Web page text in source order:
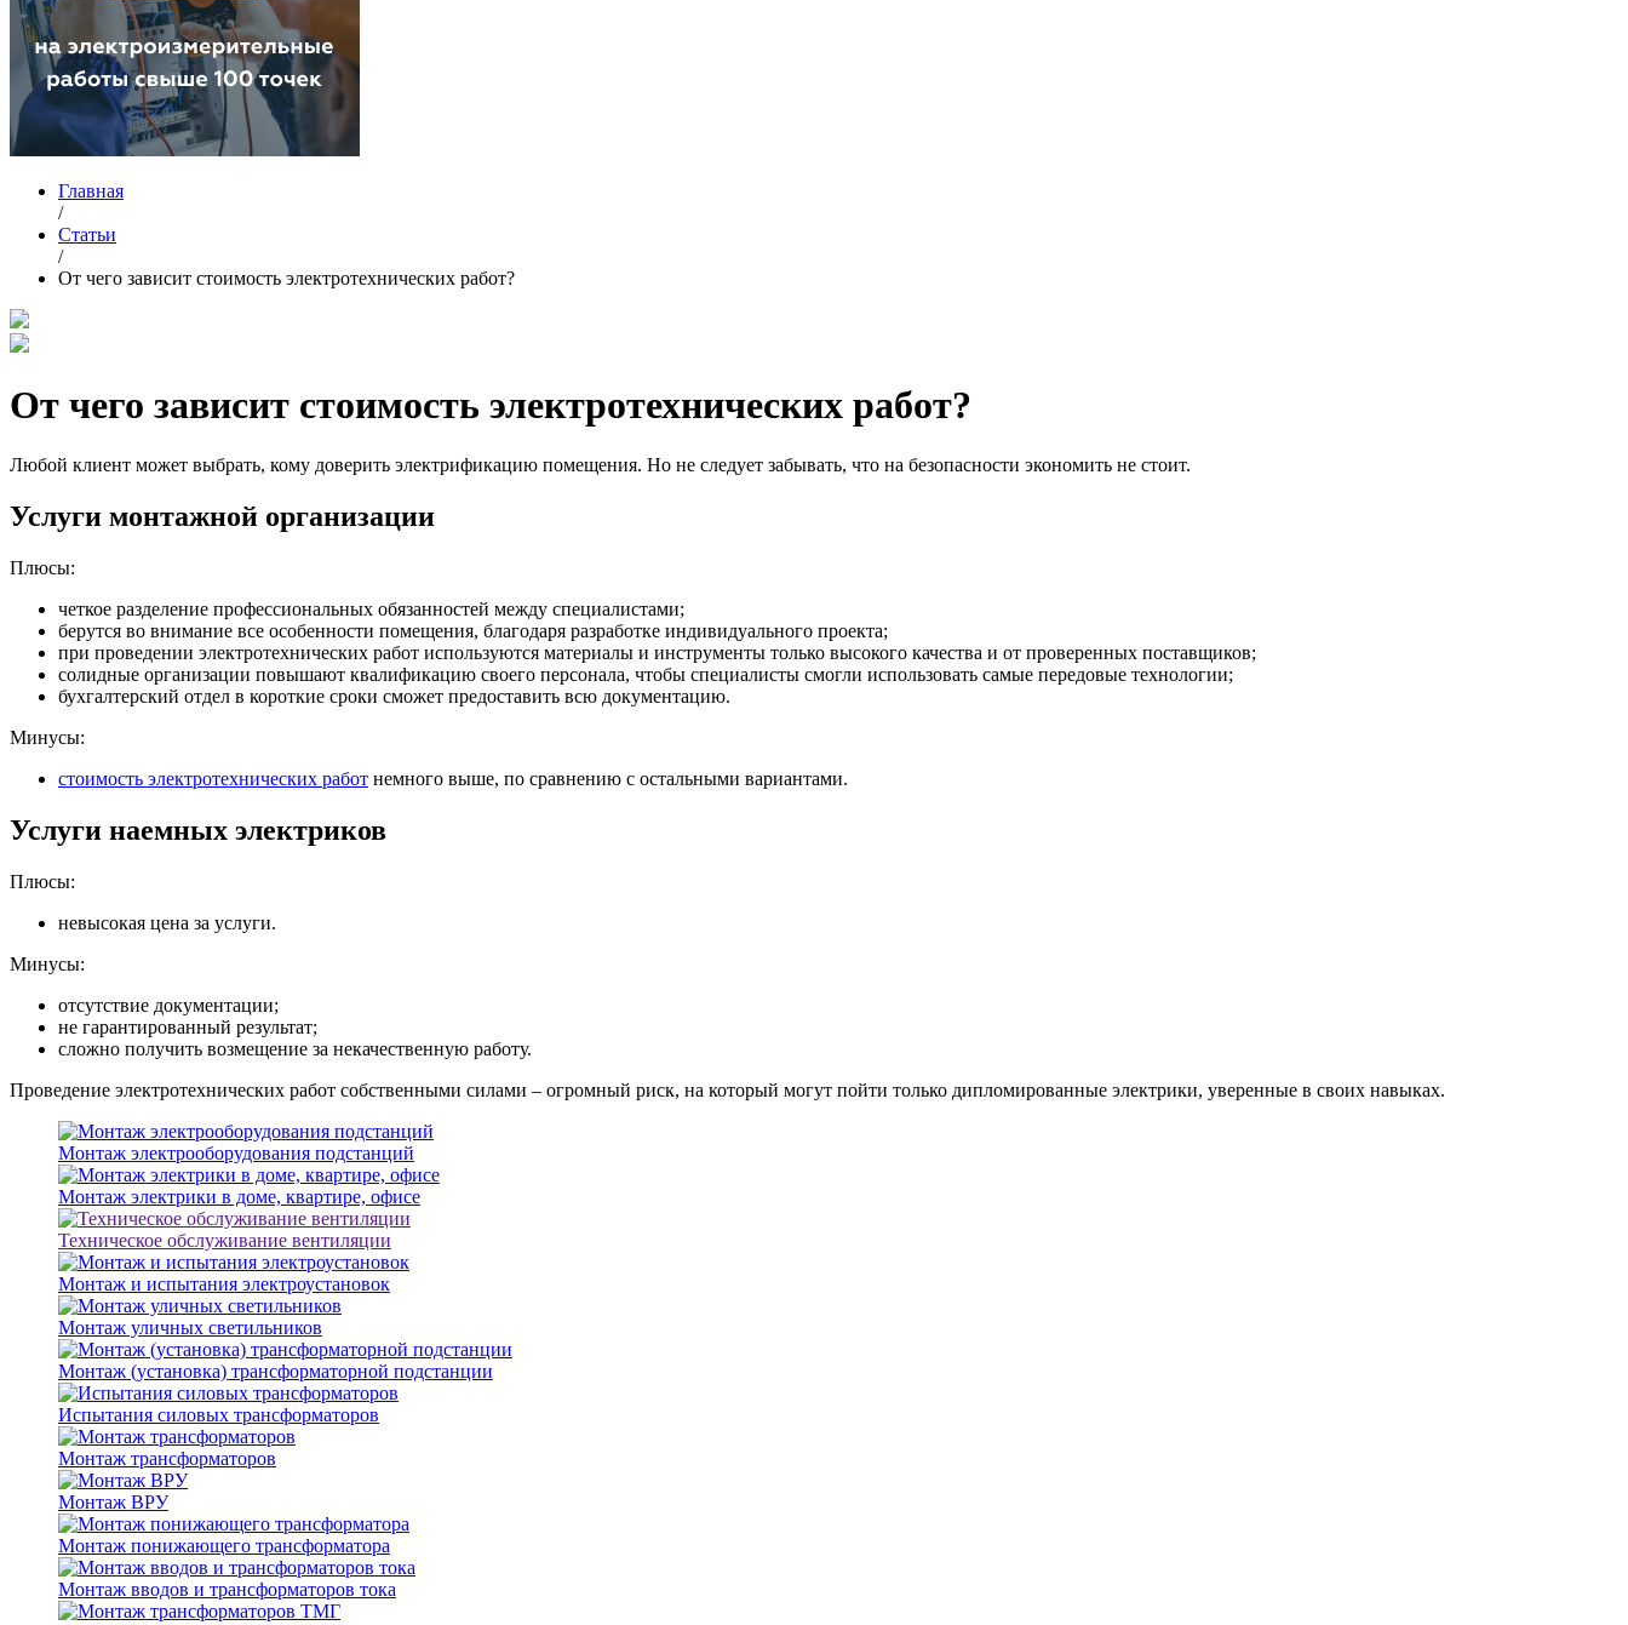
Главная
/
Статьи
/
От чего зависит стоимость электротехнических работ?
От чего зависит стоимость электротехнических работ?
Любой клиент может выбрать, кому доверить электрификацию помещения. Но не следует забывать, что на безопасности экономить не стоит.
Услуги монтажной организации
Плюсы:
четкое разделение профессиональных обязанностей между специалистами;
берутся во внимание все особенности помещения, благодаря разработке индивидуального проекта;
при проведении электротехнических работ используются материалы и инструменты только высокого качества и от проверенных поставщиков;
солидные организации повышают квалификацию своего персонала, чтобы специалисты смогли использовать самые передовые технологии;
бухгалтерский отдел в короткие сроки сможет предоставить всю документацию.
Минусы:
стоимость электротехнических работ немного выше, по сравнению с остальными вариантами.
Услуги наемных электриков
Плюсы:
невысокая цена за услуги.
Минусы:
отсутствие документации;
не гарантированный результат;
сложно получить возмещение за некачественную работу.
Проведение электротехнических работ собственными силами – огромный риск, на который могут пойти только дипломированные электрики, уверенные в своих навыках.
Монтаж электрооборудования подстанций
Монтаж электрики в доме, квартире, офисе
Техническое обслуживание вентиляции
Монтаж и испытания электроустановок
Монтаж уличных светильников
Монтаж (установка) трансформаторной подстанции
Испытания силовых трансформаторов
Монтаж трансформаторов
Монтаж ВРУ
Монтаж понижающего трансформатора
Монтаж вводов и трансформаторов тока